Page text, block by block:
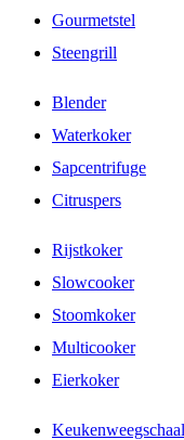
Gourmetstel
Steengrill
Blender
Waterkoker
Sapcentrifuge
Citruspers
Rijstkoker
Slowcooker
Stoomkoker
Multicooker
Eierkoker
Keukenweegschaal